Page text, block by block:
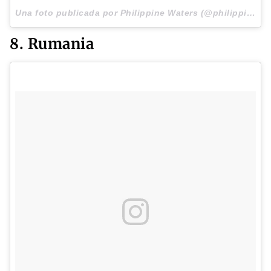
Una foto publicada por Philippine Waters (@philippinewaters) el
8. Rumania